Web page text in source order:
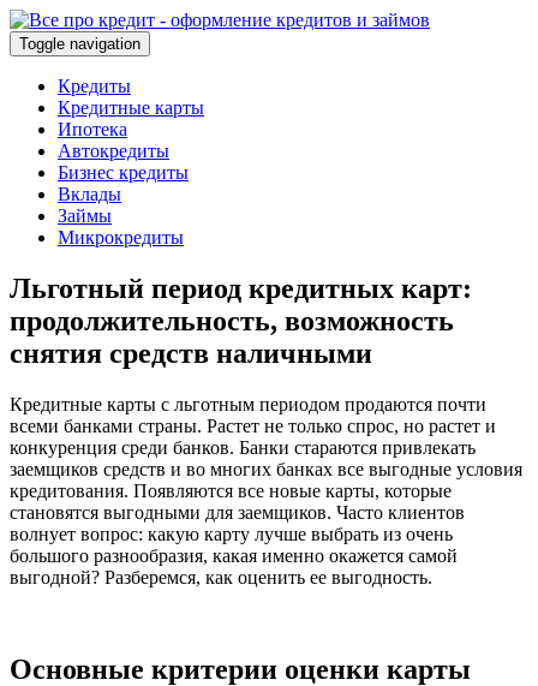
Toggle navigation
Кредиты
Кредитные карты
Ипотека
Автокредиты
Бизнес кредиты
Вклады
Займы
Микрокредиты
Льготный период кредитных карт:
продолжительность, возможность
снятия средств наличными
Кредитные карты с льготным периодом продаются почти
всеми банками страны. Растет не только спрос, но растет и
конкуренция среди банков. Банки стараются привлекать
заемщиков средств и во многих банках все выгодные условия
кредитования. Появляются все новые карты, которые
становятся выгодными для заемщиков. Часто клиентов
волнует вопрос: какую карту лучше выбрать из очень
большого разнообразия, какая именно окажется самой
выгодной? Разберемся, как оценить ее выгодность.
Основные критерии оценки карты